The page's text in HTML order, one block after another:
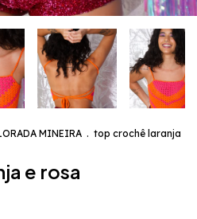
MINEIRA . top crochê laranja
e rosa